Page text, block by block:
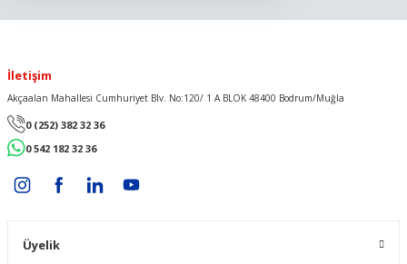
İletişim
Akçaalan Mahallesi Cumhuriyet Blv. No:120/ 1 A BLOK 48400 Bodrum/Muğla
0 (252) 382 32 36
0 542 182 32 36
Üyelik